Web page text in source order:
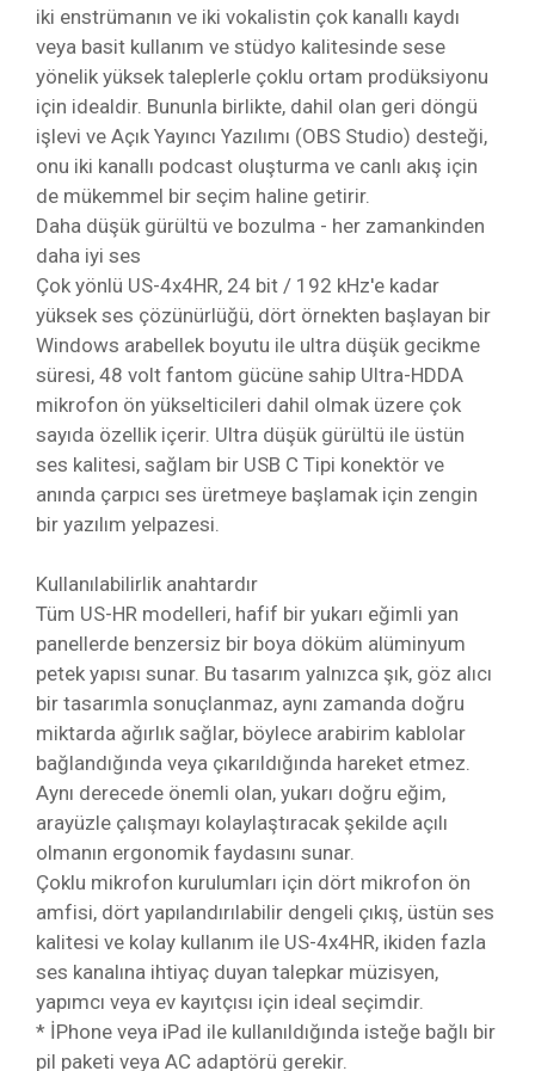
iki enstrümanın ve iki vokalistin çok kanallı kaydı
veya basit kullanım ve stüdyo kalitesinde sese
yönelik yüksek taleplerle çoklu ortam prodüksiyonu
için idealdir. Bununla birlikte, dahil olan geri döngü
işlevi ve Açık Yayıncı Yazılımı (OBS Studio) desteği,
onu iki kanallı podcast oluşturma ve canlı akış için
de mükemmel bir seçim haline getirir.
Daha düşük gürültü ve bozulma - her zamankinden
daha iyi ses
Çok yönlü US-4x4HR, 24 bit / 192 kHz'e kadar
yüksek ses çözünürlüğü, dört örnekten başlayan bir
Windows arabellek boyutu ile ultra düşük gecikme
süresi, 48 volt fantom gücüne sahip Ultra-HDDA
mikrofon ön yükselticileri dahil olmak üzere çok
sayıda özellik içerir. Ultra düşük gürültü ile üstün
ses kalitesi, sağlam bir USB C Tipi konektör ve
anında çarpıcı ses üretmeye başlamak için zengin
bir yazılım yelpazesi.
Kullanılabilirlik anahtardır
Tüm US-HR modelleri, hafif bir yukarı eğimli yan
panellerde benzersiz bir boya döküm alüminyum
petek yapısı sunar. Bu tasarım yalnızca şık, göz alıcı
bir tasarımla sonuçlanmaz, aynı zamanda doğru
miktarda ağırlık sağlar, böylece arabirim kablolar
bağlandığında veya çıkarıldığında hareket etmez.
Aynı derecede önemli olan, yukarı doğru eğim,
arayüzle çalışmayı kolaylaştıracak şekilde açılı
olmanın ergonomik faydasını sunar.
Çoklu mikrofon kurulumları için dört mikrofon ön
amfisi, dört yapılandırılabilir dengeli çıkış, üstün ses
kalitesi ve kolay kullanım ile US-4x4HR, ikiden fazla
ses kanalına ihtiyaç duyan talepkar müzisyen,
yapımcı veya ev kayıtçısı için ideal seçimdir.
* İPhone veya iPad ile kullanıldığında isteğe bağlı bir
pil paketi veya AC adaptörü gerekir.